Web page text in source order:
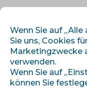
Wenn Sie auf
Sie uns, Cookies
Marketingzwecke
verwenden.
Wenn Sie auf
können Sie